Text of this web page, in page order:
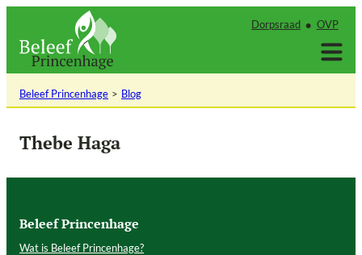
inhoud
Dorpsraad OVP
Beleef Princenhage Blog
Thebe Haga
Beleef Princenhage
Wat is Beleef Princenhage?